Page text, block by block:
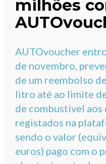
milhões
AUTOvoucher
de novembro,
de um reembolso
litro até ao limite
de combustível aos
registados na
sendo o valor
euros) pago com o